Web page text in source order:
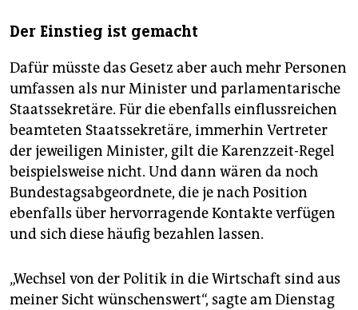
Der Einstieg ist gemacht
Dafür müsste das Gesetz aber auch mehr Personen
umfassen als nur Minister und parlamentarische
Staatssekretäre. Für die ebenfalls einflussreichen
beamteten Staatssekretäre, immerhin Vertreter
der jeweiligen Minister, gilt die Karenzzeit-Regel
beispielsweise nicht. Und dann wären da noch
Bundestagsabgeordnete, die je nach Position
ebenfalls über hervorragende Kontakte verfügen
und sich diese häufig bezahlen lassen.
„Wechsel von der Politik in die Wirtschaft sind aus
meiner Sicht wünschenswert“, sagte am Dienstag